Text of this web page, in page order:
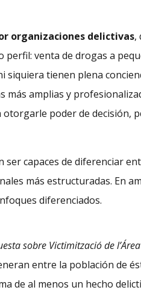
organizaciones delictivas,
venta de drogas a
siquiera tienen plena
amplias y
poder de decisión,
capaces de diferenciar
más estructuradas. En
diferenciados.
sobre Victimització de
entre la población de
de al menos un hecho